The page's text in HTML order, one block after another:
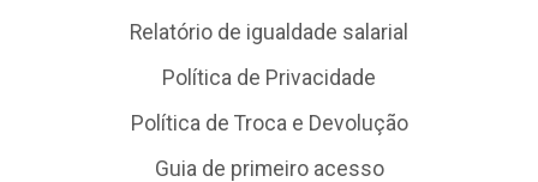
Relatório de igualdade salarial
Política de Privacidade
Política de Troca e Devolução
Guia de primeiro acesso